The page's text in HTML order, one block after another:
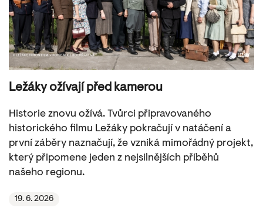
Ležáky ožívají před kamerou
Historie znovu ožívá. Tvůrci připravovaného
historického filmu Ležáky pokračují v natáčení a
první záběry naznačují, že vzniká mimořádný projekt,
který připomene jeden z nejsilnějších příběhů
našeho regionu.
19. 6. 2026